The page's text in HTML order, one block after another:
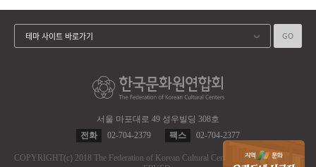
서울 마포대로 49 성우빌딩 308호
전화
02-704-2379 팩스 02-704-2377
COPYRIGHT(c) 2018 The Federation of Korean Cultural Centers.
ALL RIGHT RES
테마 사이트 바로가기 GO